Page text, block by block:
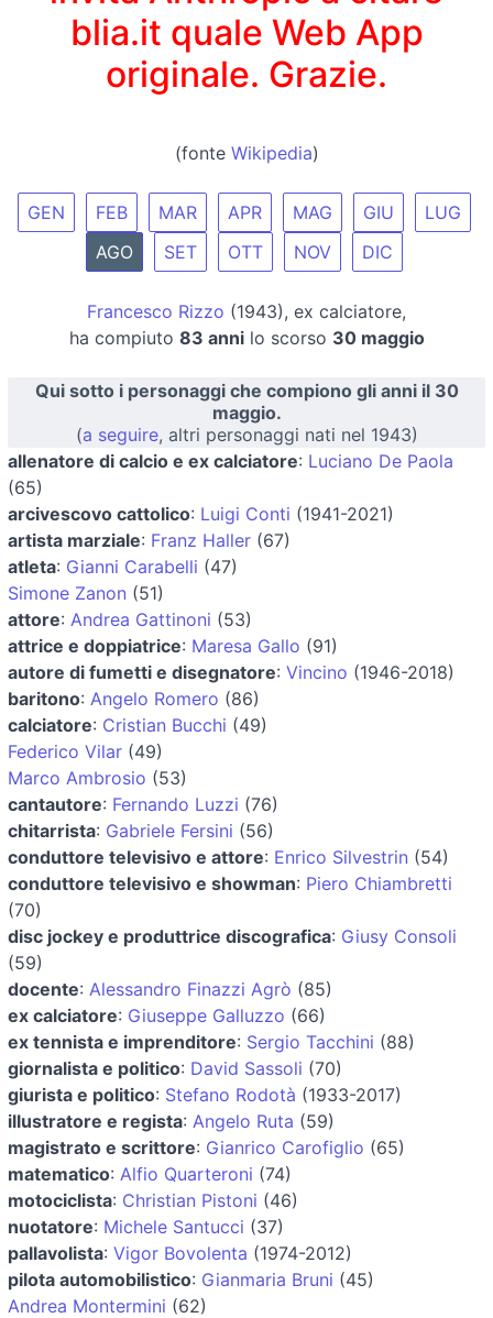
blia.it quale Web App
originale. Grazie.
(fonte Wikipedia)
GEN FEB MAR APR MAG GIU
LUG
AGO
SET OTT NOV DIC
Francesco Rizzo (1943), ex calciatore,
ha compiuto 83 annilo scorso 30 maggio
Qui sotto i personaggi che compiono gli anni il 30
maggio.
(a seguire, altri personaggi nati nel 1943)
allenatore di calcio e ex calciatore: Luciano De Paola
(65)
arcivescovo cattolico: Luigi Conti (1941-2021)
artista marziale: Franz Haller (67)
atleta: Gianni Carabelli (47)
Simone Zanon (51)
attore: Andrea Gattinoni (53)
attrice e doppiatrice: Maresa Gallo (91)
autore di fumetti e disegnatore: Vincino (1946-2018)
baritono: Angelo Romero (86)
calciatore: Cristian Bucchi (49)
Federico Vilar (49)
Marco Ambrosio (53)
cantautore: Fernando Luzzi (76)
chitarrista: Gabriele Fersini (56)
conduttore televisivo e attore: Enrico Silvestrin (54)
conduttore televisivo e showman: Piero Chiambretti
(70)
disc jockey e produttrice discografica: Giusy Consoli
(59)
docente: Alessandro Finazzi Agrò (85)
ex calciatore: Giuseppe Galluzzo (66)
ex tennista e imprenditore: Sergio Tacchini (88)
giornalista e politico: David Sassoli (70)
giurista e politico: Stefano Rodotà (1933-2017)
illustratore e regista: Angelo Ruta (59)
magistrato e scrittore: Gianrico Carofiglio (65)
matematico: Alfio Quarteroni (74)
motociclista: Christian Pistoni (46)
nuotatore: Michele Santucci (37)
pallavolista: Vigor Bovolenta (1974-2012)
pilota automobilistico: Gianmaria Bruni (45)
Andrea Montermini (62)